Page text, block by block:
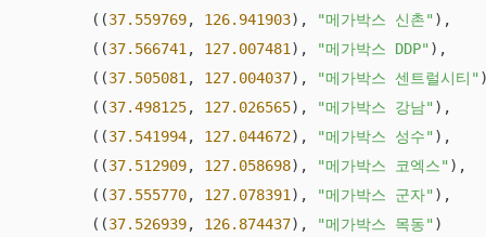
        ((
37.559769, 126.941903), "메가박스 신촌" ),
        ((
37.566741 , 127.007481 ), "메가박스 DDP" ),
        ((
37.505081 , 127.004037), "메가박스 센트럴시티"
        ((
37.498125, 127.026565), "메가박스 강남" ),
        ((
37.541994, 127.044672), "메가박스 성수" ),
        ((
37.512909, 127.058698), "메가박스 코엑스" ),
        ((
37.555770, 127.078391 ), "메가박스 군자" ),
        ((
37.526939, 126.874437), "메가박스 목동" )